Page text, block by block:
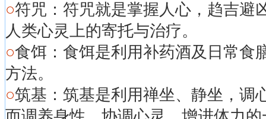
○符咒：符咒就是掌握人心，趋吉避
人类心灵上的寄托与治疗。
○食饵：食饵是利用补药酒及日常食
方法。
○筑基：筑基是利用禅坐、静坐，调